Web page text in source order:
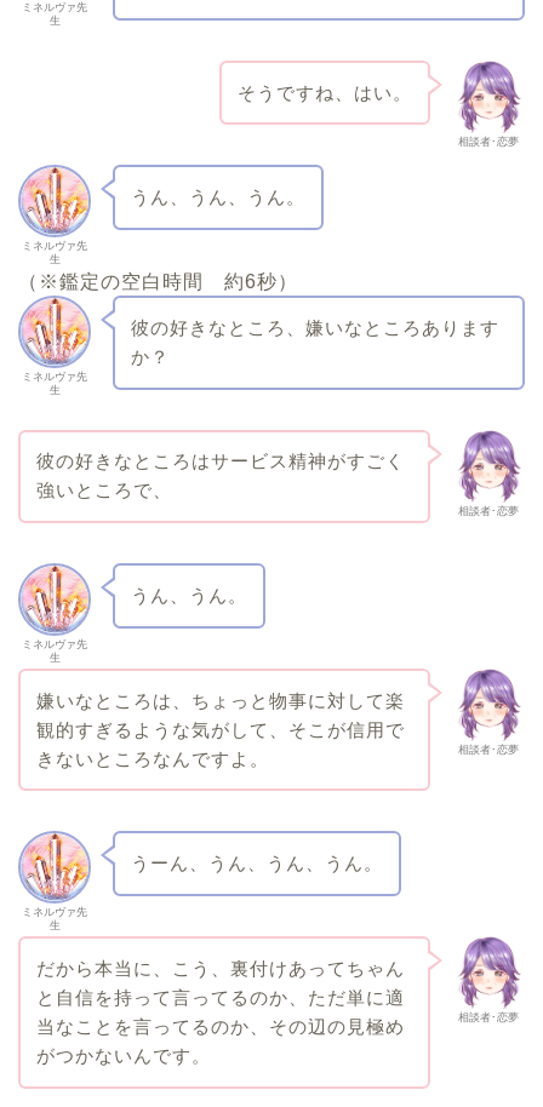
ミネルヴァ先
生
相談者･恋夢
そうですね、はい。
ミネルヴァ先
生
うん、うん、うん。
（※鑑定の空白時間 約6秒）
ミネルヴァ先
生
彼の好きなところ、嫌いなところあります
か？
相談者･恋夢
彼の好きなところはサービス精神がすごく
強いところで、
ミネルヴァ先
生
うん、うん。
相談者･恋夢
嫌いなところは、ちょっと物事に対して楽
観的すぎるような気がして、そこが信用で
きないところなんですよ。
ミネルヴァ先
生
うーん、うん、うん、うん。
相談者･恋夢
だから本当に、こう、裏付けあってちゃん
と自信を持って言ってるのか、ただ単に適
当なことを言ってるのか、その辺の見極め
がつかないんです。